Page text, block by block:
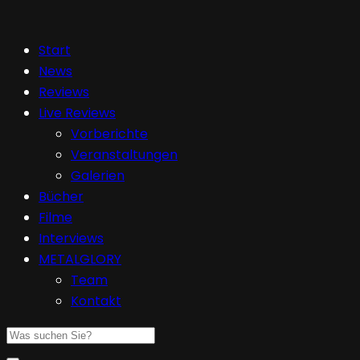
Start
News
Reviews
Live Reviews
Vorberichte
Veranstaltungen
Galerien
Bücher
Filme
Interviews
METALGLORY
Team
Kontakt